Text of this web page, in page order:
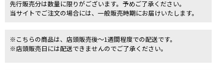
先行販売分は数量に限りがございます。予めご了承ください。
当サイトでご注文の場合には、一般販売時期にお届けいたします。
※こちらの商品は、店頭販売後～1週間程度での配送です。
※店頭販売日には配送できませんのでご了承ください。